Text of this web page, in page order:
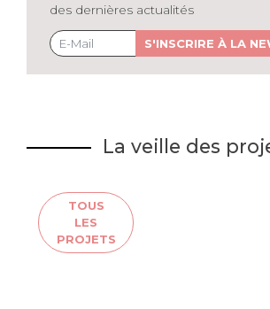
des dernières actualités
S'INSCRIRE À LA
La veille des
TOUS
LES
PROJETS